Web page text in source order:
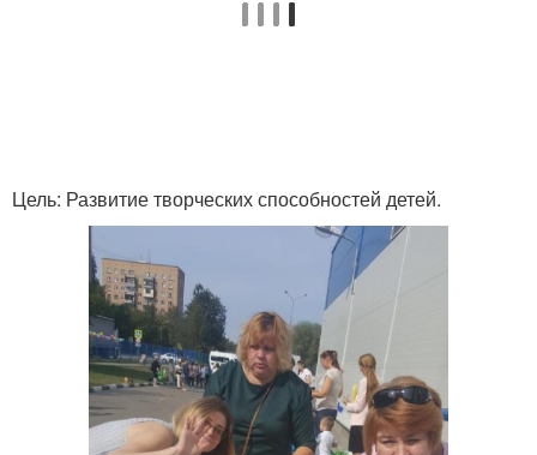
Цель: Развитие творческих способностей детей.